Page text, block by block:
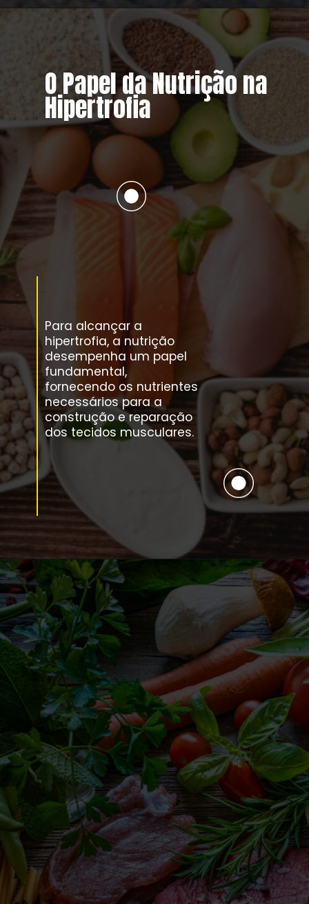
Para alcançar a
hipertrofia, a nutrição
desempenha um papel
fundamental,
fornecendo os nutrientes
necessários para a
construção e reparação
dos tecidos musculares.
O Papel da Nutrição na
Hipertrofia